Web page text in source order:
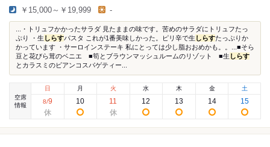
￥15,000～￥19,999 -
...・トリュフかかったサラダ 見たままの味です。苦めのサラダにトリュフたっ
ぷり ・生 しらすパスタ これが1番美味しかった。ピリ辛で生 しらすたっぷりか
かっています ・サーロインステーキ 私にとっては少し脂おおめかも。。...■そら
豆と花びら茸のベニエ ■筍とブラウンマッシュルームのリゾット ■生 しらす
とカラスミのビアンコスパゲティー...
空席
情報
日
8/9
月
10
火
11
水
12
木
13
金
14
土
15